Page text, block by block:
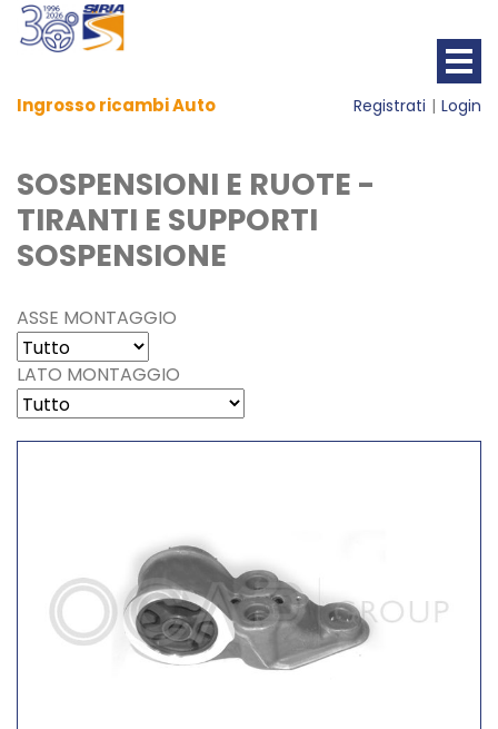
Ingrosso ricambi Auto Registrati Login
SOSPENSIONI E RUOTE -
TIRANTI E SUPPORTI
SOSPENSIONE
ASSE MONTAGGIO
LATO MONTAGGIO